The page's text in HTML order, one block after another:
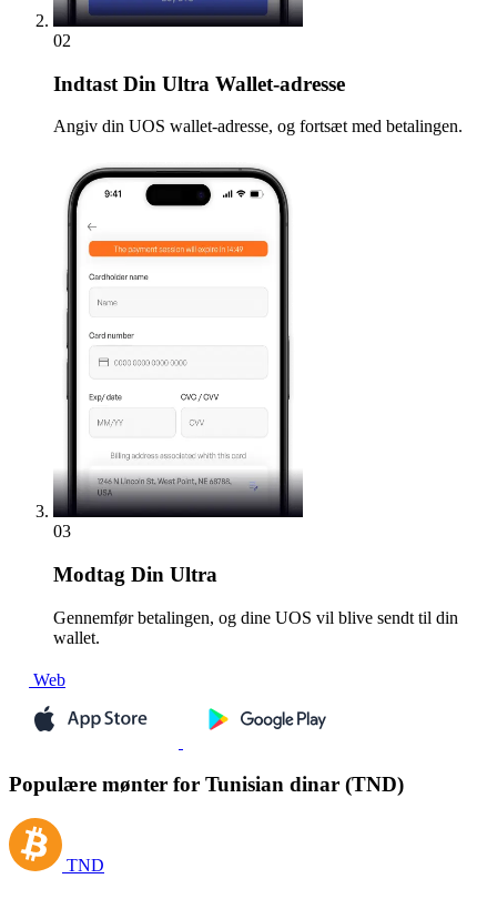
02
Indtast Din Ultra Wallet-adresse
Angiv din UOS wallet-adresse, og fortsæt med betalingen.
03
Modtag Din Ultra
Gennemfør betalingen, og dine UOS vil blive sendt til din
wallet.
Web
Populære mønter for Tunisian dinar (TND)
TND